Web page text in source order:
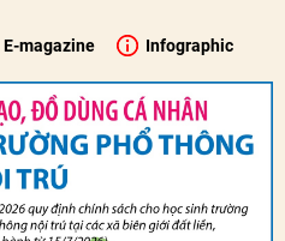
E-magazine Infographic